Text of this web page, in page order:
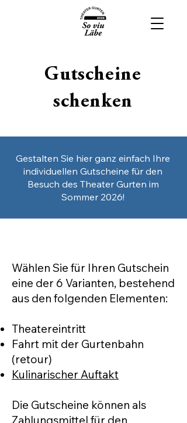
Gutscheine
schenken
Gestalten Sie hier ganz einfach Ihre
individuellen Gutscheine für den
Besuch des Theater Gurten im
Sommer 2026!
Wählen Sie für Ihren Gutschein
eine der 6 Varianten, bestehend
aus den folgenden Elementen:
Theatereintritt
Fahrt mit der Gurtenbahn
(retour)
Kulinarischer Auftakt
Die Gutscheine können als
Zahlungsmittel für den